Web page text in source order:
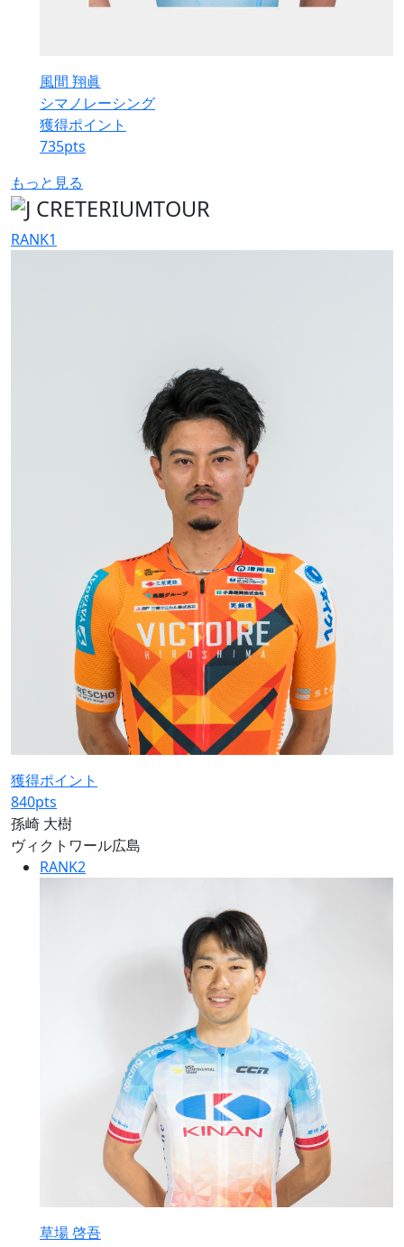
風間 翔眞
シマノレーシング
獲得ポイント
735pts
もっと見る
RANK1
獲得ポイント
840pts
孫崎 大樹
ヴィクトワール広島
RANK2
草場 啓吾